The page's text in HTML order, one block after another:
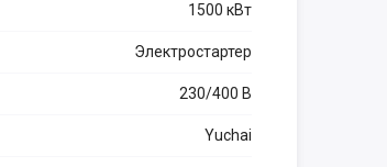
1500 кВт
Электростартер
230/400 В
Yuchai